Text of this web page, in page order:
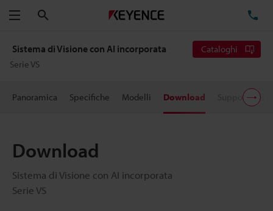
Menu
Sistema di Visione con AI incorporata
Serie VS
Cataloghi
Panoramica Specifiche Modelli Download Supporto
Download
Sistema di Visione con AI incorporata
Serie VS